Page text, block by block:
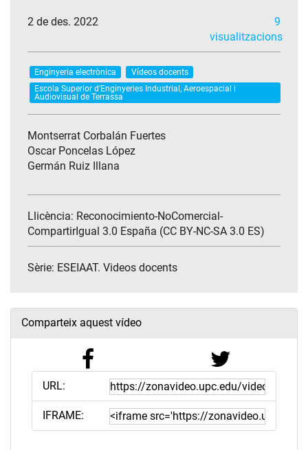
2 de des. 2022
9
visualitzacions
Enginyeria electrònica
Vídeos docents
Escola Superior d'Enginyeries Industrial, Aeroespacial i
Audiovisual de Terrassa
Montserrat Corbalán Fuertes
Oscar Poncelas López
Germán Ruiz Illana
Llicència: Reconocimiento-NoComercial-
CompartirIgual 3.0 España (CC BY-NC-SA 3.0 ES)
Sèrie: ESEIAAT. Videos docents
Comparteix aquest vídeo
URL:
IFRAME: